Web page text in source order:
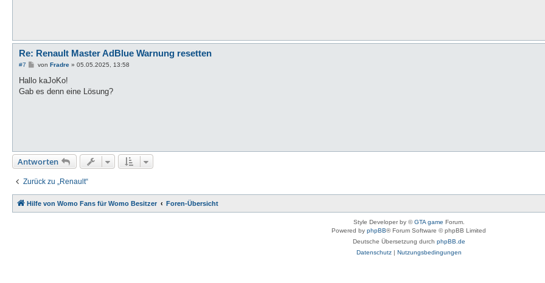
Re: Renault Master AdBlue Warnung resetten
#7
B
i
r
von Fradre» 05.05.2025, 13:58
Hallo kaJoKo!
Gab es denn eine Lösung?
Antworten
Zurück zu „Renault“
Hilfe von Womo Fans für Womo Besitzer Foren-Übersicht
Style Developer by ©GTA game Forum.
Powered by phpBB® Forum Software © phpBB Limited
Deutsche Übersetzung durch phpBB.de
Datenschutz| Nutzungsbedingungen